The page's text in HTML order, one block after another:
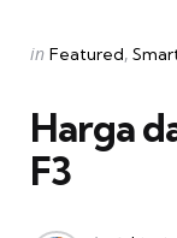
Categories
Posted
in Featured
Harga
F3